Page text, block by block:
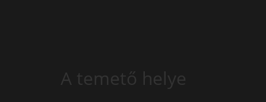
A temető helye